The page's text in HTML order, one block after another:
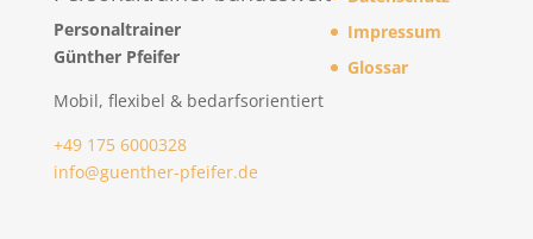
Personaltrainer
Günther Pfeifer
Mobil, flexibel & bedarfsorientiert
+49 175 6000328
info@guenther-pfeifer.de
Impressum
Glossar